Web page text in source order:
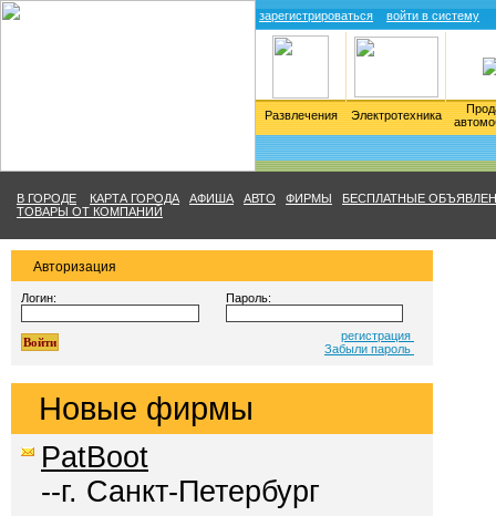
зарегистрироваться войти в систему
Развлечения Электротехника
В ГОРОДЕ КАРТА ГОРОДА АФИША АВТО ФИРМЫ
БЕСПЛАТНЫЕ
ТОВАРЫ ОТ КОМПАНИЙ
Авторизация
Логин: Пароль:
регистрация
Забыли пароль
Новые фирмы
PatBoot
--г. Санкт-Петербург